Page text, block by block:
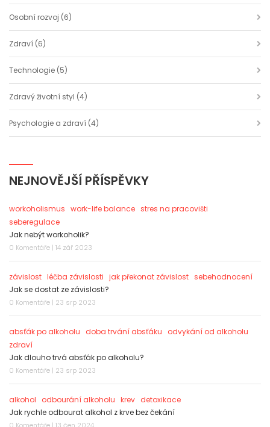
Osobní rozvoj (6)
Zdraví (6)
Technologie (5)
Zdravý životní styl (4)
Psychologie a zdraví (4)
NEJNOVĚJŠÍ PŘÍSPĚVKY
workoholismus work-life balance stres na pracovišti
seberegulace
Jak nebýt workoholik?
0 Komentáře | 14 zář 2023
závislost léčba závislosti jak překonat závislost sebehodnocení
Jak se dostat ze závislosti?
0 Komentáře | 23 srp 2023
absťák po alkoholu doba trvání absťáku
odvykání od alkoholu
zdraví
Jak dlouho trvá absťák po alkoholu?
0 Komentáře | 23 srp 2023
alkohol odbourání alkoholu krev detoxikace
Jak rychle odbourat alkohol z krve bez čekání